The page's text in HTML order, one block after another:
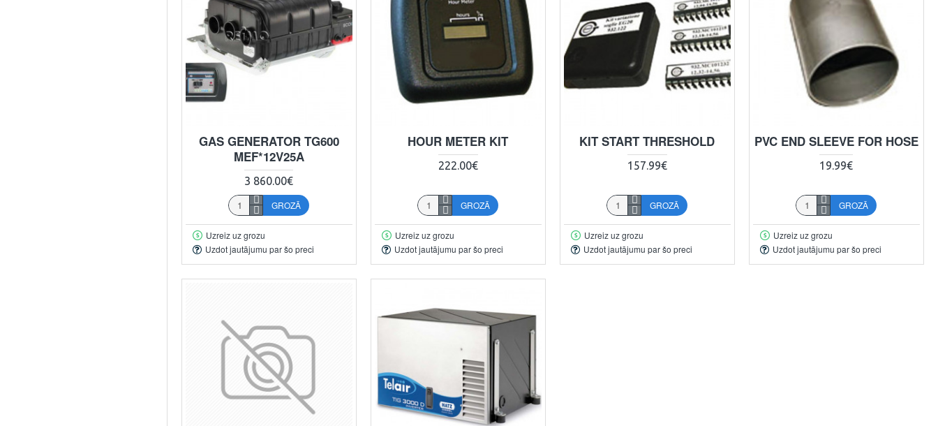
GAS GENERATOR TG600
MEF*12V25A
3 860.00€
GROZĀ
Uzreiz uz grozu
Uzdot jautājumu par šo preci
HOUR METER KIT
222.00€
GROZĀ
Uzreiz uz grozu
Uzdot jautājumu par šo preci
KIT START THRESHOLD
157.99€
GROZĀ
Uzreiz uz grozu
Uzdot jautājumu par šo preci
PVC END SLEEVE FOR HOSE
19.99€
GROZĀ
Uzreiz uz grozu
Uzdot jautājumu par šo preci